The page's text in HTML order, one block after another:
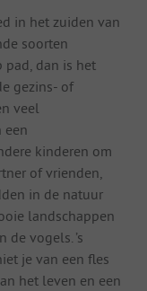
in het zuiden van
soorten
pad, dan is het
gezins- of
veel
een
kinderen om
of vrienden,
in de natuur
landschappen
vogels. ’s
je van een fles
het leven en een